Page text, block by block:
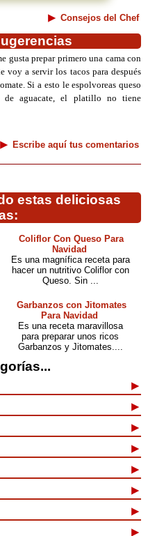
Consejos del Chef
gusta prepar primero una cama con
voy a servir los tacos para después
Si a esto le espolvoreas queso
de aguacate, el platillo no tiene
Escribe aquí tus comentarios
estas deliciosas
Coliflor Con Queso Para
Navidad
Es una magnífica receta para
hacer un nutritivo Coliflor con
Queso. Sin ...
Garbanzos con Jitomates
Para Navidad
Es una receta maravillosa
para preparar unos ricos
Garbanzos y Jitomates....